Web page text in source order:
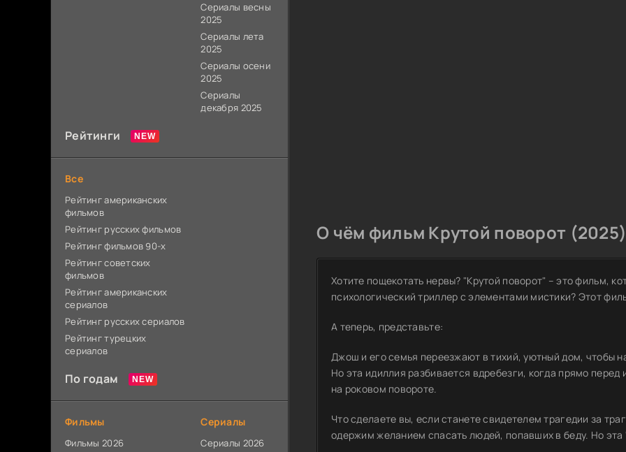
О чём фильм Крутой поворот
Хотите пощекотать нервы? "Крутой поворот" – это фильм,
психологический триллер с элементами мистики? Этот
А теперь, представьте:
Джош и его семья переезжают в тихий, уютный дом, чтобы
Но эта идиллия разбивается вдребезги, когда прямо
на роковом повороте.
Что сделаете вы, если станете свидетелем трагедии за
одержим желанием спасать людей, попавших в беду. Но
Сериалы весны
2025
Сериалы лета
2025
Сериалы осени
2025
Сериалы
декабря 2025
Рейтинги
Все
Рейтинг американских
фильмов
Рейтинг русских фильмов
Рейтинг фильмов 90-х
Рейтинг советских
фильмов
Рейтинг американских
сериалов
Рейтинг русских сериалов
Рейтинг турецких
сериалов
По годам
Фильмы
Фильмы 2026
Сериалы
Сериалы 2026